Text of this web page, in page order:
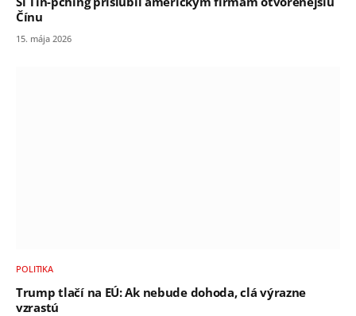
Čínu
15. mája 2026
POLITIKA
Trump tlačí na EÚ: Ak nebude dohoda, clá výrazne
vzrastú